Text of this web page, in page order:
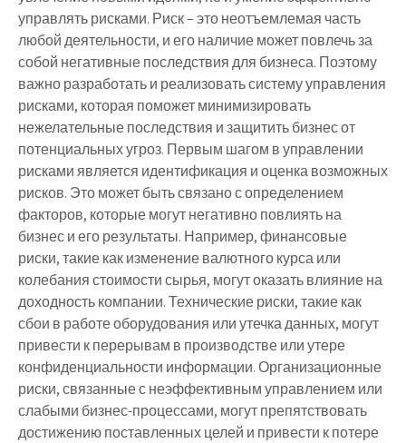
управлять рисками. Риск – это неотъемлемая часть
любой деятельности, и его наличие может повлечь за
собой негативные последствия для бизнеса. Поэтому
важно разработать и реализовать систему управления
рисками, которая поможет минимизировать
нежелательные последствия и защитить бизнес от
потенциальных угроз. Первым шагом в управлении
рисками является идентификация и оценка возможных
рисков. Это может быть связано с определением
факторов, которые могут негативно повлиять на
бизнес и его результаты. Например, финансовые
риски, такие как изменение валютного курса или
колебания стоимости сырья, могут оказать влияние на
доходность компании. Технические риски, такие как
сбои в работе оборудования или утечка данных, могут
привести к перерывам в производстве или утере
конфиденциальности информации. Организационные
риски, связанные с неэффективным управлением или
слабыми бизнес-процессами, могут препятствовать
достижению поставленных целей и привести к потере